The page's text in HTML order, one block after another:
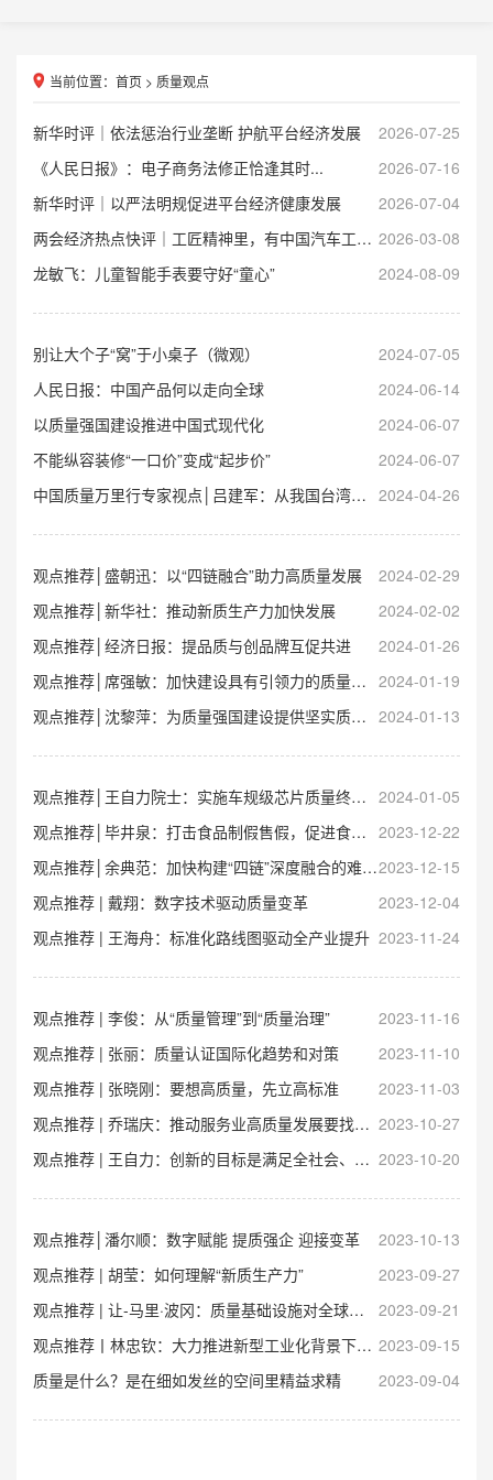
当前位置： 首页 > 质量观点
2026-07-25
新华时评｜依法惩治行业垄断 护航平台经济发展
2026-07-16
《人民日报》：电子商务法修正恰逢其时...
2026-07-04
新华时评｜以严法明规促进平台经济健康发展
2026-03-08
两会经济热点快评｜工匠精神里，有中国汽车工业的闯关密码
2024-08-09
龙敏飞：儿童智能手表要守好“童心”
2024-07-05
别让大个子“窝”于小桌子（微观）
2024-06-14
人民日报：中国产品何以走向全球
2024-06-07
以质量强国建设推进中国式现代化
2024-06-07
不能纵容装修“一口价”变成“起步价”
2024-04-26
中国质量万里行专家视点│吕建军：从我国台湾地区“美猪洗产地、鸡蛋换标识”事件看农产品质量安全追溯工作
2024-02-29
观点推荐│盛朝迅：以“四链融合”助力高质量发展
2024-02-02
观点推荐│新华社：推动新质生产力加快发展
2024-01-26
观点推荐│经济日报：提品质与创品牌互促共进
2024-01-19
观点推荐│席强敏：加快建设具有引领力的质量卓越产业集群
2024-01-13
观点推荐│沈黎萍：为质量强国建设提供坚实质量支撑
2024-01-05
观点推荐│王自力院士：实施车规级芯片质量终身问责制度
2023-12-22
观点推荐│毕井泉：打击食品制假售假，促进食品产业高质量发展
2023-12-15
观点推荐│余典范：加快构建“四链”深度融合的难点与措施
2023-12-04
观点推荐 | 戴翔：数字技术驱动质量变革
2023-11-24
观点推荐 | 王海舟：标准化路线图驱动全产业提升
2023-11-16
观点推荐 | 李俊：从“质量管理”到“质量治理”
2023-11-10
观点推荐 | 张丽：质量认证国际化趋势和对策
2023-11-03
观点推荐 | 张晓刚：要想高质量，先立高标准
2023-10-27
观点推荐 | 乔瑞庆：推动服务业高质量发展要找准着力点
2023-10-20
观点推荐 | 王自力：创新的目标是满足全社会、高品质生活福祉的向往
2023-10-13
观点推荐│潘尔顺：数字赋能 提质强企 迎接变革
2023-09-27
观点推荐 | 胡莹：如何理解“新质生产力”
2023-09-21
观点推荐 | 让-马里·波冈：质量基础设施对全球贸易具有重要支撑作用
2023-09-15
观点推荐丨林忠钦：大力推进新型工业化背景下的质量变革
2023-09-04
质量是什么？是在细如发丝的空间里精益求精